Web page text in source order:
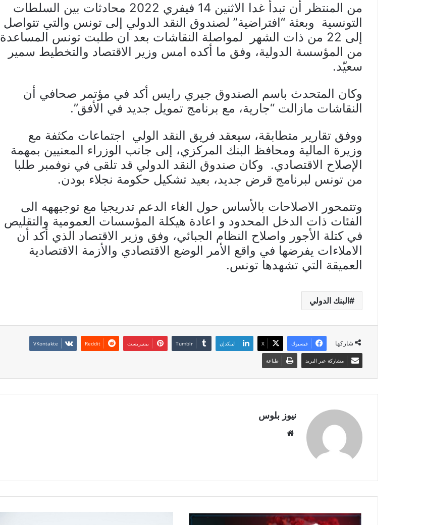
من المنتظر أن تبدأ غدا الاثنين 14 فيفري 2022 محادثات بين السلطات
التونسية وبعثة “افتراضية” لصندوق النقد الدولي إلى تونس والتي تتواصل
إلى 22 من ذات الشهر لمواصلة النقاشات بعد ان طلبت تونس المساعدة
من المؤسسة الدولية، وفق ما أكده امس وزير الاقتصاد والتخطيط سمير
سعيّد.
وكان المتحدث باسم الصندوق جيري رايس أكد في مؤتمر صحافي أن
النقاشات مازالت “جارية، مع برنامج تمويل جديد في الأفق”.
ووفق تقارير متطابقة، سيعقد فريق النقد الولي اجتماعات مكثفة مع
وزيرة المالية ومحافظ البنك المركزي، إلى جانب الوزراء المعنيين بمهمة
الإصلاح الاقتصادي. وكان صندوق النقد الدولي قد تلقى في نوفمبر طلبا
من تونس لبرنامج قرض جديد، بعيد تشكيل حكومة نجلاء بودن.
وتتمحور الاصلاحات بالأساس حول الغاء الدعم تدريجيا مع توجيههه الى
الفئات ذات الدخل المحدود و اعادة هيكلة المؤسسات العمومية والتقليص
في كتلة الأجور واصلاح النظام الجبائي، وفق وزير الاقتصاد الذي أكد أن
الاملاءات يفرضها في واقع الأمر الوضع الاقتصادي والأزمة الاقتصادية
العميقة التي تشهدها تونس.
البنك الدولي
شاركها فيسبوك X لينكدإن بينتيريست
مشاركة عبر البريد طباعة
نيوز بلوس